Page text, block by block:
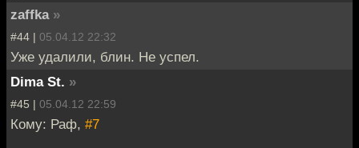
zaffka »
#44 | 05.04.12 22:32
Уже удалили, блин. Не успел.
Dima St. »
#45 | 05.04.12 22:59
Кому: Раф, #7